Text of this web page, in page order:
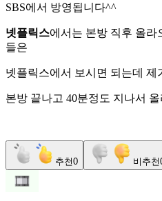
SBS에서 방영됩니다^^
넷플릭스에서는 본방 직후 올라
들은
넷플릭스에서 보시면 되는데
본방 끝나고 40분정도 지나서
추천0 비추천